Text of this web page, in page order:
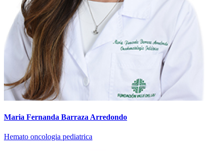
Maria Fernanda Barraza Arredondo
Hemato oncologia pediatrica